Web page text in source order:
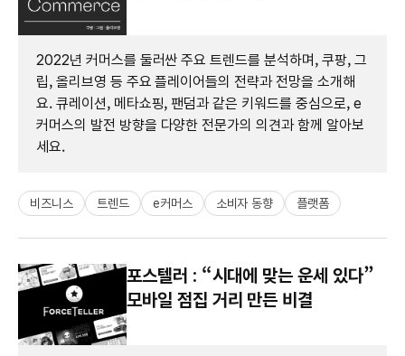
2022년 커머스를 둘러싼 주요 트렌드를 분석하며, 쿠팡, 그
립, 올리브영 등 주요 플레이어들의 전략과 전망을 소개해
요. 큐레이션, 메타쇼핑, 팬덤과 같은 키워드를 중심으로, e
커머스의 발전 방향을 다양한 전문가의 의견과 함께 알아보
세요.
비즈니스 트렌드 e커머스 소비자 동향 플랫폼
포스텔러 : “시대에 맞는 운세 있다”
모바일 점집 거리 만든 비결